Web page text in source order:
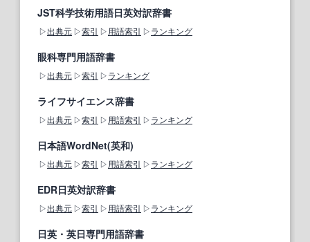
JST科学技術用語日英対訳辞書
出典元 索引 用語索引 ランキング
眼科専門用語辞書
出典元 索引 ランキング
ライフサイエンス辞書
出典元 索引 用語索引 ランキング
日本語WordNet(英和)
出典元 索引 用語索引 ランキング
EDR日英対訳辞書
出典元 索引 用語索引 ランキング
日英・英日専門用語辞書